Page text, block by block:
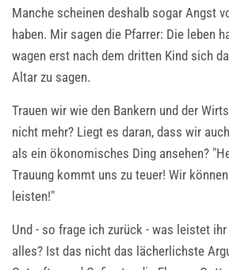
Manche scheinen deshalb sogar Angst
haben. Mir sagen die Pfarrer: Die leben
wagen erst nach dem dritten Kind sich
Altar zu sagen.
Trauen wir wie den Bankern und der
nicht mehr? Liegt es daran, dass wir
als ein ökonomisches Ding ansehen?
Trauung kommt uns zu teuer! Wir
leisten!"
Und - so frage ich zurück - was leistet
alles? Ist das nicht das lächerlichste